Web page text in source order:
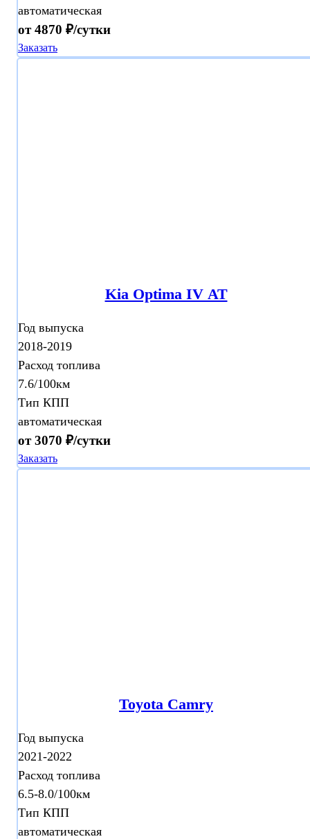
автоматическая
от 4870 ₽/сутки
Заказать
Kia Optima IV АТ
Год выпуска
2018-2019
Расход топлива
7.6/100км
Тип КПП
автоматическая
от 3070 ₽/сутки
Заказать
Toyota Camry
Год выпуска
2021-2022
Расход топлива
6.5-8.0/100км
Тип КПП
автоматическая